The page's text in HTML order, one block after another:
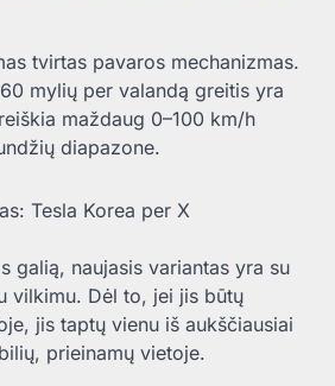
tvirtas pavaros mechanizmas.
mylių per valandą greitis yra
maždaug 0–100 km/h
diapazone.
Tesla Korea per X
galią, naujasis variantas yra su
vilkimu. Dėl to, jei jis būtų
jis taptų vienu iš aukščiausiai
prieinamų vietoje.